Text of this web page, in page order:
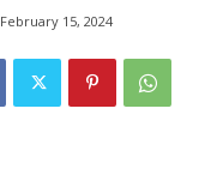
February 15, 2024